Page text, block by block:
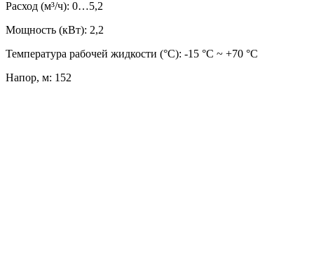
Расход (м³/ч): 0…5,2
Мощность (кВт): 2,2
Температура рабочей жидкости (°C): -15 °С ~ +70 °С
Напор, м: 152